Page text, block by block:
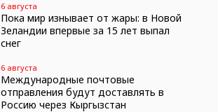
6 августа
Пока мир изнывает от жары: в Новой
Зеландии впервые за 15 лет выпал
снег
6 августа
Международные почтовые
отправления будут доставлять в
Россию через Кыргызстан